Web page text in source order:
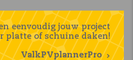
eenvoudig jouw project
platte of schuine daken!
ValkPVplannerPro